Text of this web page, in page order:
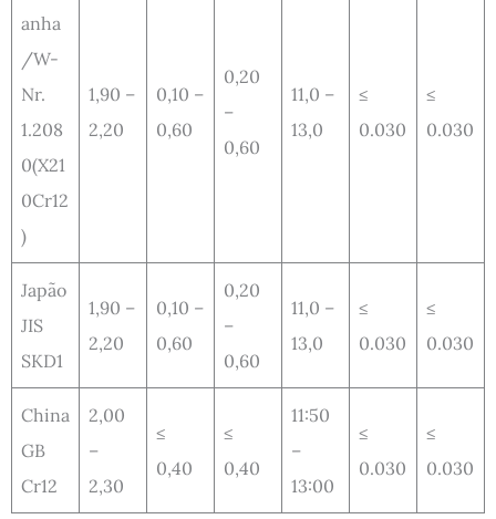
anha
/W-
Nr.
1.208
0(X21
0Cr12
)
1,90 –
2,20
0,10 –
0,60
0,20
–
0,60
11,0 –
13,0
≤
0.030
≤
0.030
Japão
JIS
SKD1
1,90 –
2,20
0,10 –
0,60
0,20
–
0,60
11,0 –
13,0
≤
0.030
≤
0.030
China
GB
Cr12
2,00
–
2,30
≤
0,40
≤
0,40
11:50
–
13:00
≤
0.030
≤
0.030